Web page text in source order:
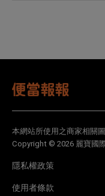
本網站所使用之商家相關
Copyright © 2026 麗寶國
隱私權政策
使用者條款